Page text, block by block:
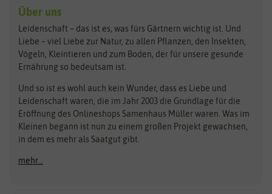
Kräutersamen
Obstsamen
Pilzbrut
Rasensamen
Steckzwiebeln
Zimmer & Kübelpflanzen
Kataloge
Schnäppchen
Anzucht & Gartenzubehör
Anzuchtschalen
Benary
Bingenheimer Saatgut
Bionana
BIOWOL
Blumicorn
Bûten Birds
Dürr-Samen
Feldsaaten Freudenberger
Fertil
Flora Elite
Über uns
Leidenschaft – das ist es, was fürs Gärtnern wichtig ist. Und
Liebe – viel Liebe zur Natur, zu allen Pflanzen, den Insekten,
Vögeln, Kleintieren und zum Boden, der für unsere gesunde
Ernährung so bedeutsam ist.
Und so ist es wohl auch kein Wunder, dass es Liebe und
Leidenschaft waren, die im Jahr 2003 die Grundlage für die
Eröffnung des Onlineshops Samenhaus Müller waren. Was im
Kleinen begann ist nun zu einem großen Projekt gewachsen,
in dem es mehr als Saatgut gibt.
mehr...